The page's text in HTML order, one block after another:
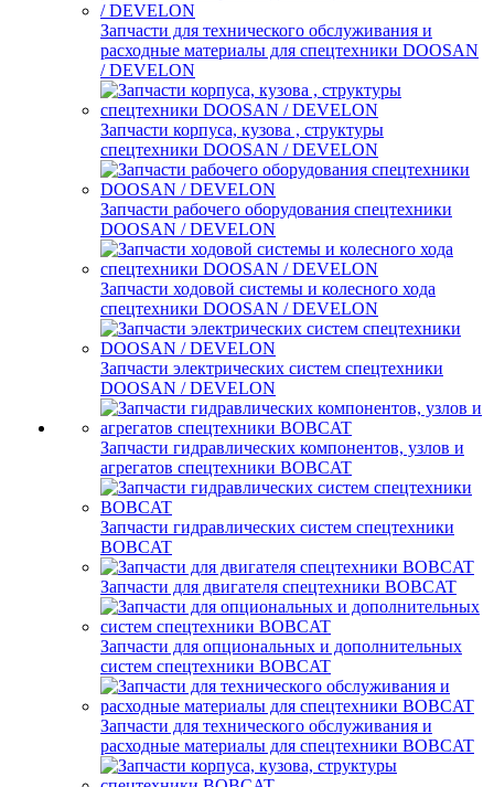
Запчасти для технического обслуживания и
расходные материалы для спецтехники DOOSAN
/ DEVELON
Запчасти корпуса, кузова , структуры
спецтехники DOOSAN / DEVELON
Запчасти рабочего оборудования спецтехники
DOOSAN / DEVELON
Запчасти ходовой системы и колесного хода
спецтехники DOOSAN / DEVELON
Запчасти электрических систем спецтехники
DOOSAN / DEVELON
Запчасти гидравлических компонентов, узлов и
агрегатов спецтехники BOBCAT
Запчасти гидравлических систем спецтехники
BOBCAT
Запчасти для двигателя спецтехники BOBCAT
Запчасти для опциональных и дополнительных
систем спецтехники BOBCAT
Запчасти для технического обслуживания и
расходные материалы для спецтехники BOBCAT